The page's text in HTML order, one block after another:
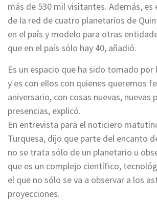
más de 530 mil visitantes. Además, es
de la red de cuatro planetarios de
en el país y modelo para otras
que en el país sólo hay 40, añadió.
Es un espacio que ha sido tomado por
y es con ellos con quienes queremos
aniversario, con cosas nuevas, nuevas
presencias, explicó.
En entrevista para el noticiero
Turquesa, dijo que parte del encanto
no se trata sólo de un planetario u
que es un complejo científico,
el que no sólo se va a observar a los
proyecciones.